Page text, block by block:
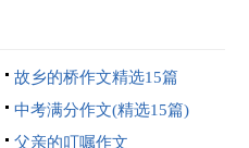
故乡的桥作文精选15篇
中考满分作文(精选15篇)
父亲的叮嘱作文